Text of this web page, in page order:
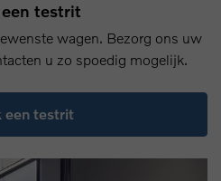
testrit
wagen. Bezorg ons uw
u zo spoedig mogelijk.
een testrit